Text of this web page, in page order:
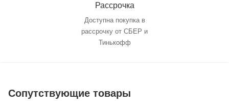
Рассрочка
Доступна покупка в
рассрочку от СБЕР и
Тинькофф
Сопутствующие товары